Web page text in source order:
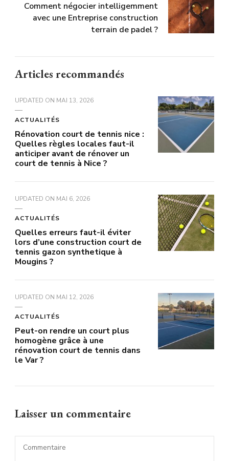
Comment négocier intelligemment
avec une Entreprise construction
terrain de padel ?
Articles recommandés
UPDATED ON MAI 13, 2026
ACTUALITÉS
Rénovation court de tennis nice :
Quelles règles locales faut-il
anticiper avant de rénover un
court de tennis à Nice ?
UPDATED ON MAI 6, 2026
ACTUALITÉS
Quelles erreurs faut-il éviter
lors d’une construction court de
tennis gazon synthetique à
Mougins ?
UPDATED ON MAI 12, 2026
ACTUALITÉS
Peut-on rendre un court plus
homogène grâce à une
rénovation court de tennis dans
le Var ?
Laisser un commentaire